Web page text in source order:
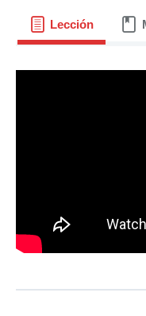
Lección